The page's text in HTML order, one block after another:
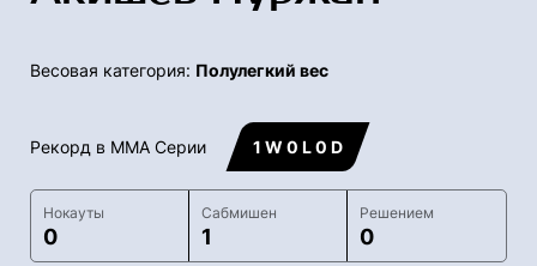
Весовая категория: Полулегкий вес
Рекорд в ММА Серии 1 W 0 L 0 D
Нокауты
0
Сабмишен
1
Решением
0